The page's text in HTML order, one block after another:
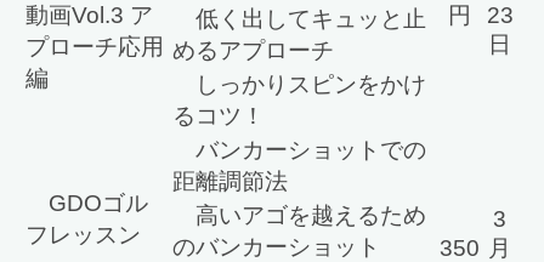
動画Vol.3 ア
プローチ応用
編
円
23
日
低く出してキュッと止
めるアプローチ
しっかりスピンをかけ
るコツ！
GDOゴル
フレッスン
バンカーショットでの
距離調節法
350
3
月
高いアゴを越えるため
のバンカーショット